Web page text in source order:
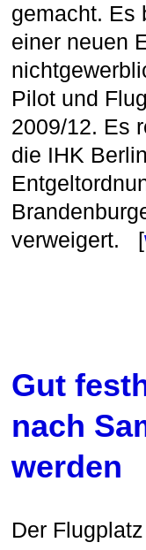
gemacht. Es
einer neuen
Pilot und
2009/12. Es
die IHK
verweigert. [
Gut
nach
werden
Der